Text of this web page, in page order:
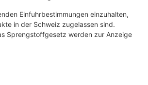
Einfuhrbestimmungen einzuhalten,
in der Schweiz zugelassen sind.
Sprengstoffgesetz werden zur Anzeige